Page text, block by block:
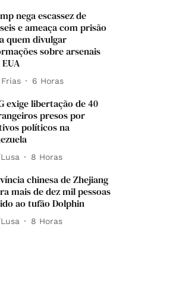
nega escassez de
e ameaça com prisão
quem divulgar
sobre arsenais
6 Horas
exige libertação de 40
presos por
políticos na
8 Horas
chinesa de Zhejiang
mais de dez mil pessoas
ao tufão Dolphin
8 Horas